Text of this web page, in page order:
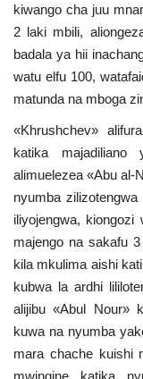
Language
English Swahili
French Arabic
kiwango cha juu
2 laki mbili,
badala ya hii
watu elfu 100,
matunda na mboga
«Khrushchev»
katika
alimuelezea «Abu al-
nyumba
iliyojengwa,
majengo na sakafu
kila mkulima aishi
kubwa la ardhi
alijibu «Abul Nour»
kuwa na nyumba
mara chache kuishi
mwingine katika